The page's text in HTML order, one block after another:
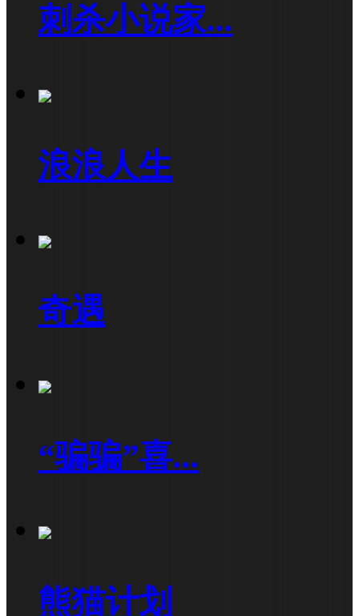
刺杀小说家...
浪浪人生
奇遇
“骗骗”喜...
熊猫计划